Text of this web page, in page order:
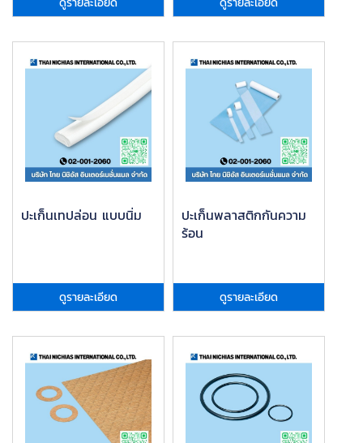
ปะเก็นเทปล่อน แบบนิ่ม
ดูรายละเอียด
ปะเก็นพลาสติกกันความ
ร้อน
ดูรายละเอียด